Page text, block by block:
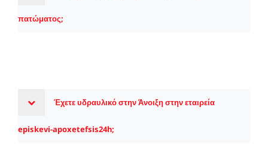
πατώματος;
Έχετε υδραυλικό στην Άνοιξη στην εταιρεία
episkevi-apoxetefsis24h;